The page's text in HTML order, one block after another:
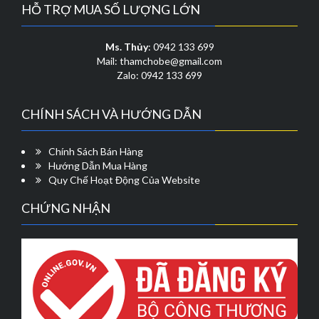
tùy
chọn
có
thể
được
trang
sản
chọn
sản
HỖ TRỢ MUA SỐ LƯỢNG LỚN
Ms. Thủy: 0942 133 699
Mail: thamchobe@gmail.com
Zalo: 0942 133 699
CHÍNH SÁCH VÀ HƯỚNG DẪN
Chính Sách Bán Hàng
Hướng Dẫn Mua Hàng
Quy Chế Hoạt Động Của Website
CHỨNG NHẬN